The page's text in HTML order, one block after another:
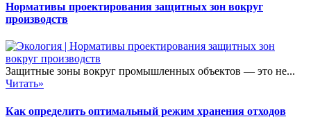
Нормативы проектирования защитных зон вокруг
производств
Защитные зоны вокруг промышленных объектов — это не...
Читать»
Как определить оптимальный режим хранения отходов